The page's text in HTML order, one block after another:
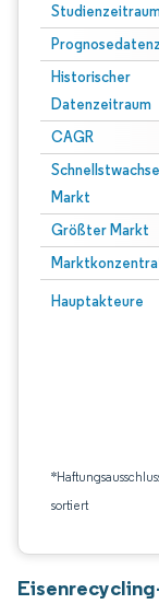
Historischer
Datenzeitraum
CAGR
Markt
Größter Markt
Hauptakteure
sortiert